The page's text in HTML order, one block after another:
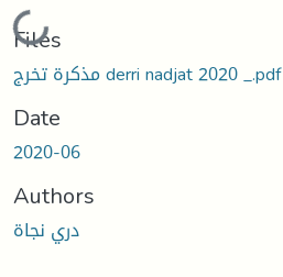
Loading...
Files
مذكرة تخرج derri nadjat 2020 _.pdf
Date
2020-06
Authors
دري نجاة